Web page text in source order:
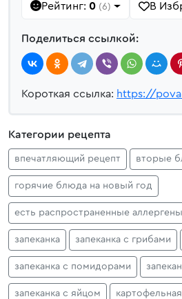
Рейтинг: 0 (6) В
Поделиться ссылкой:
Короткая ссылка: https://
Категории рецепта
впечатляющий рецепт вторые
горячие блюда на новый год
есть распространенные аллергены
запеканка запеканка с грибами
запеканка с помидорами
запеканка с яйцом